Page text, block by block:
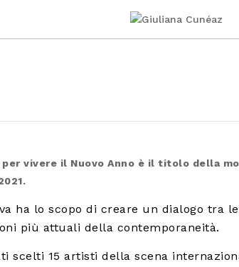
per vivere il Nuovo Anno è il titolo della
ha lo scopo di creare un dialogo tra
più attuali della contemporaneità.
scelti 15 artisti della scena